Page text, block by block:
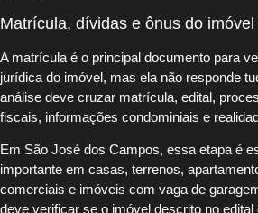
Matrícula, dívidas e ônus do imóvel
A matrícula é o principal documento para
jurídica do imóvel, mas ela não responde
análise deve cruzar matrícula, edital,
fiscais, informações condominiais e
Em São José dos Campos, essa etapa é
importante em casas, terrenos,
comerciais e imóveis com vaga de
deve verificar se o imóvel descrito no edital